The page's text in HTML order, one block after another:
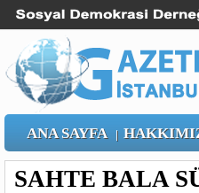
ANA SAYFA |
SAHTE BALA